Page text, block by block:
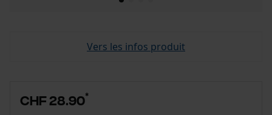
Vers les infos produit
CHF 28.90*